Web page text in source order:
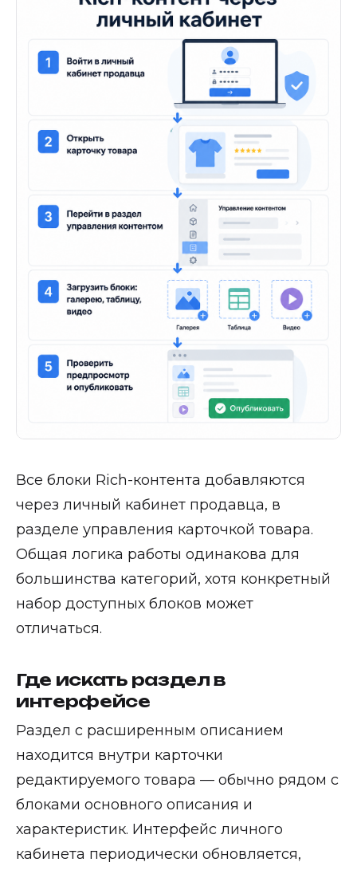
Все блоки Rich-контента добавляются
через личный кабинет продавца, в
разделе управления карточкой товара.
Общая логика работы одинакова для
большинства категорий, хотя конкретный
набор доступных блоков может
отличаться.
Где искать раздел в
интерфейсе
Раздел с расширенным описанием
находится внутри карточки
редактируемого товара — обычно рядом с
блоками основного описания и
характеристик. Интерфейс личного
кабинета периодически обновляется,